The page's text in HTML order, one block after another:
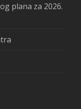
plana za 2026.